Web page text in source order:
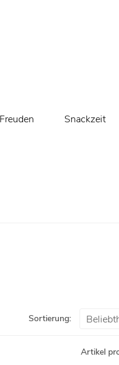
Snackzeit
Sortierung:
Artikel